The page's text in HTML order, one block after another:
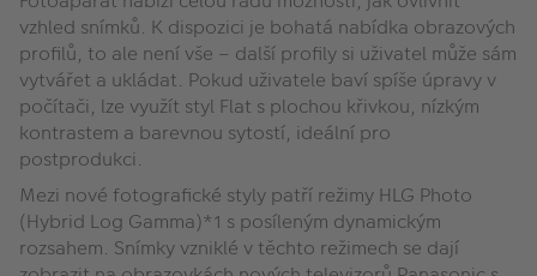
vzhled snímků. K dispozici je bohatá nabídka obrazových
profilů, to ale není vše – další profily si uživatel může sám
vytvářet a ukládat. Pokud uživatele baví spíše úpravy v
počítači, lze využít styl Flat s plochou křivkou, nízkým
kontrastem a barevnou sytostí, ideální pro
postprodukci.
Mezi nové fotografické styly patří režimy HLG Photo
(Hybrid Log Gamma)*1 s posíleným dynamickým
rozsahem. Snímky vzniklé v těchto režimech se dají